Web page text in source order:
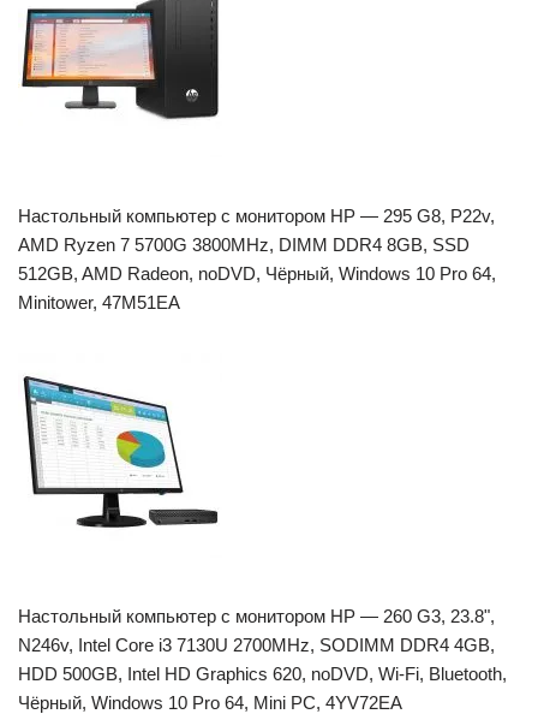
Настольный компьютер с монитором HP — 295 G8, P22v,
AMD Ryzen 7 5700G 3800MHz, DIMM DDR4 8GB, SSD
512GB, AMD Radeon, noDVD, Чёрный, Windows 10 Pro 64,
Minitower, 47M51EA
Настольный компьютер с монитором HP — 260 G3, 23.8",
N246v, Intel Core i3 7130U 2700MHz, SODIMM DDR4 4GB,
HDD 500GB, Intel HD Graphics 620, noDVD, Wi-Fi, Bluetooth,
Чёрный, Windows 10 Pro 64, Mini PC, 4YV72EA